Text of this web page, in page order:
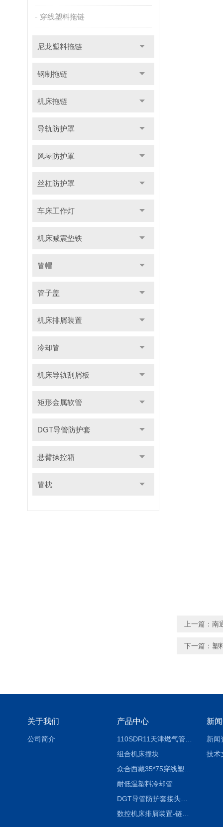
穿线塑料拖链
尼龙塑料拖链
钢制拖链
机床拖链
导轨防护罩
风琴防护罩
丝杠防护罩
车床工作灯
机床减震垫铁
管帽
管子盖
机床排屑装置
冷却管
机床导轨刮屑板
矩形金属软管
DGT导管防护套
悬臂操控箱
管枕
上一篇： 南
下一篇： 塑
关于我们
公司简介
产品中心
组合机床撞块
耐低温塑料冷却管
DGT导管防护套接头形式与参数
数控机床排屑装置-链板式排屑机
新
新闻
技术